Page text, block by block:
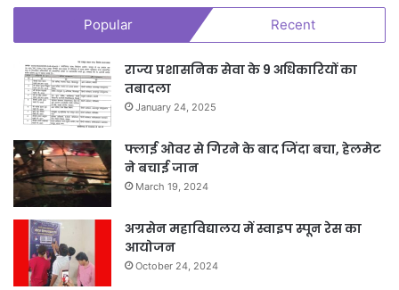
Popular Recent
राज्य प्रशासनिक सेवा के 9 अधिकारियों का
तबादला
January 24, 2025
फ्लाई ओवर से गिरने के बाद जिंदा बचा, हेलमेट
ने बचाई जान
March 19, 2024
अग्रसेन महाविद्यालय में स्वाइप स्पून रेस का
आयोजन
October 24, 2024